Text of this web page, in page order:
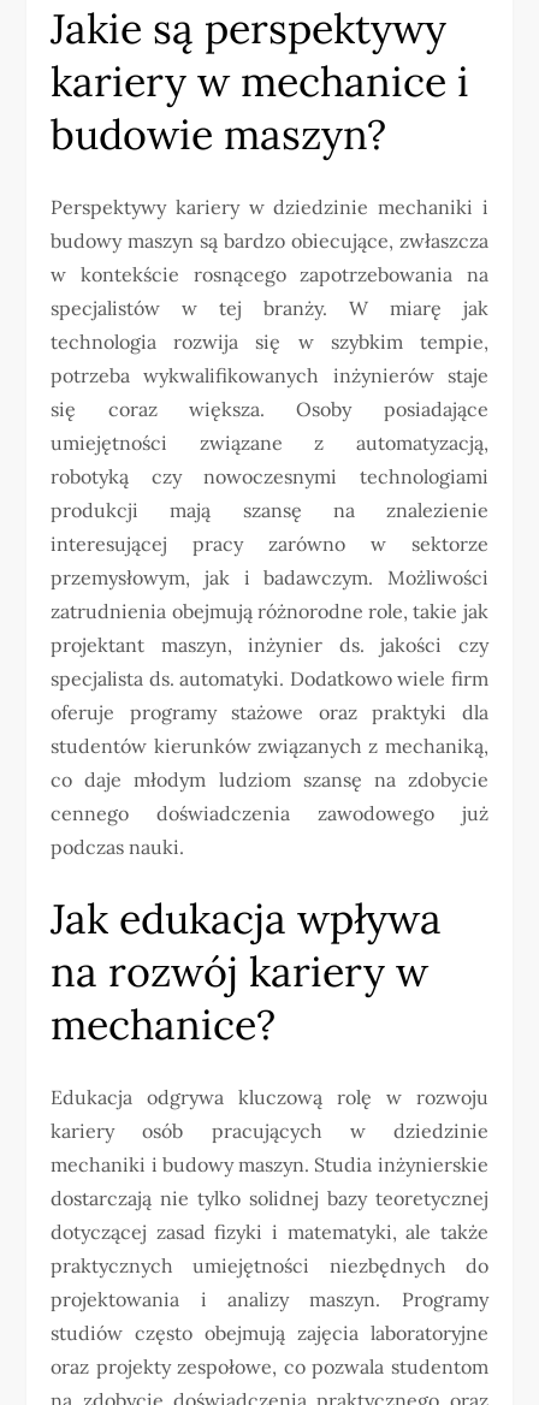
Jakie są perspektywy
kariery w mechanice i
budowie maszyn?
Perspektywy kariery w dziedzinie mechaniki i
budowy maszyn są bardzo obiecujące, zwłaszcza
w kontekście rosnącego zapotrzebowania na
specjalistów w tej branży. W miarę jak
technologia rozwija się w szybkim tempie,
potrzeba wykwalifikowanych inżynierów staje
się coraz większa. Osoby posiadające
umiejętności związane z automatyzacją,
robotyką czy nowoczesnymi technologiami
produkcji mają szansę na znalezienie
interesującej pracy zarówno w sektorze
przemysłowym, jak i badawczym. Możliwości
zatrudnienia obejmują różnorodne role, takie jak
projektant maszyn, inżynier ds. jakości czy
specjalista ds. automatyki. Dodatkowo wiele firm
oferuje programy stażowe oraz praktyki dla
studentów kierunków związanych z mechaniką,
co daje młodym ludziom szansę na zdobycie
cennego doświadczenia zawodowego już
podczas nauki.
Jak edukacja wpływa
na rozwój kariery w
mechanice?
Edukacja odgrywa kluczową rolę w rozwoju
kariery osób pracujących w dziedzinie
mechaniki i budowy maszyn. Studia inżynierskie
dostarczają nie tylko solidnej bazy teoretycznej
dotyczącej zasad fizyki i matematyki, ale także
praktycznych umiejętności niezbędnych do
projektowania i analizy maszyn. Programy
studiów często obejmują zajęcia laboratoryjne
oraz projekty zespołowe, co pozwala studentom
na zdobycie doświadczenia praktycznego oraz